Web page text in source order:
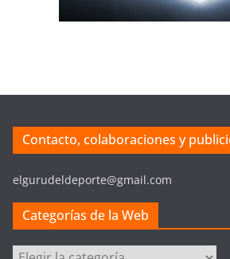
Contacto, colaboraciones y
elgurudeldeporte@gmail.com
Categorías de la Web
Categorías